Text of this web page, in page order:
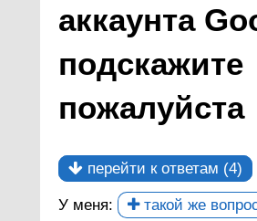
аккаунта
подскажите
пожалуйста
перейти к ответам (4)
У меня: такой же